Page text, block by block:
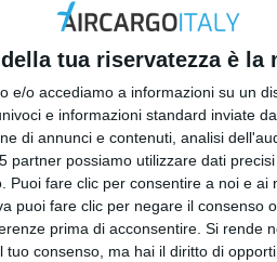
tua riservatezza è la
e/o accediamo a informazioni su un
e informazioni standard inviate
di annunci e contenuti, analisi
partner possiamo utilizzare dati
Puoi fare clic per consentire a noi e
puoi fare clic per negare il consenso
prima di acconsentire. Si rende
tuo consenso, ma hai il diritto di
cessione del